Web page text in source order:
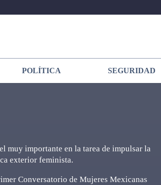
POLÍTICA SEGURIDAD
muy importante en la tarea de impulsar la
exterior feminista.
Conversatorio de Mujeres Mexicanas